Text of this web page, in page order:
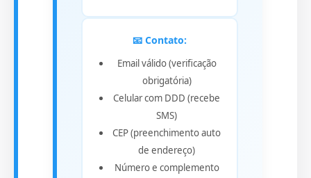
📧 Contato:
Email válido (verificação
obrigatória)
Celular com DDD (recebe
SMS)
CEP (preenchimento auto
de endereço)
Número e complemento